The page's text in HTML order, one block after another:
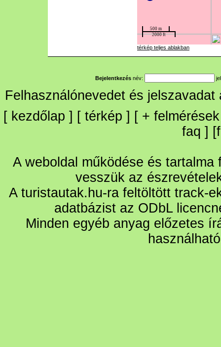
térkép teljes ablakban
Bejelentkezés név:
Felhasználónevedet és
[ kezdőlap ] [ térkép ] [ + felmérések
faq ] [
A weboldal működése és
vesszük az
A turistautak.hu-ra feltöltött track-
adatbázist az ODbL
Minden egyéb anyag előzetes